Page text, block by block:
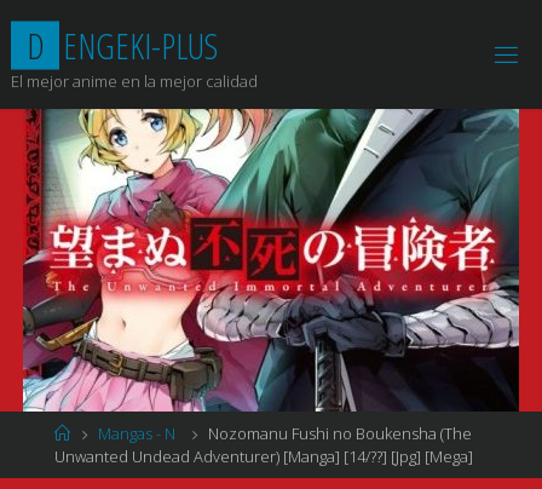
contenido
D ENGEKI-PLUS
El mejor anime en la mejor calidad
Página
de
Inicio
Mangas - N
Nozomanu Fushi no Boukensha (The
Unwanted Undead Adventurer) [Manga] [14/??] [Jpg] [Mega]